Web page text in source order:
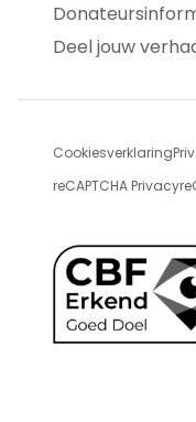
Deel jouw
Cookiesverklaring
reCAPTCHA Privacy